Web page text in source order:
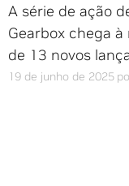
A série de ação
Gearbox chega
de 13 novos
19 de junho de 2025